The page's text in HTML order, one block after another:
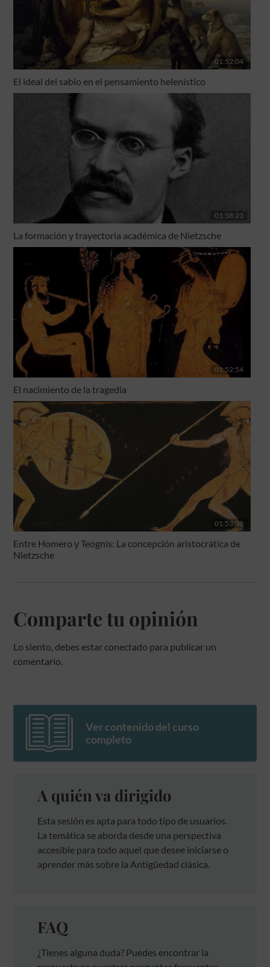
01:52:04
El ideal del sabio en el pensamiento helenístico
01:58:23
La formación y trayectoria académica de Nietzsche
01:52:54
El nacimiento de la tragedia
01:53:38
Entre Homero y Teognis: La concepción aristocrática de
Nietzsche
Comparte tu opinión
Lo siento, debes estar conectado para publicar un
comentario.
Ver contenido del curso
completo
A quién va dirigido
Esta sesión es apta para todo tipo de usuarios.
La temática se aborda desde una perspectiva
accesible para todo aquel que desee iniciarse o
aprender más sobre la Antigüedad clásica.
FAQ
¿Tienes alguna duda? Puedes encontrar la